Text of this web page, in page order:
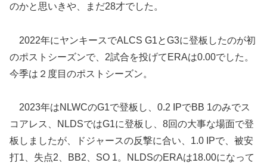
のかと思いきや、まだ28才でした。
2022年にヤンキースでALCS G1とG3に登板したのが初
のポストシーズンで、2試合を投げてERAは0.00でした。
今季は２度目のポストシーズン。
2023年はNLWCのG1で登板し、0.2 IPでBB 1のみでス
コアレス、NLDSではG1に登板し、8回の大事な場面で登
板しましたが、ドジャースの反撃に合い、1.0 IPで、被安
打1、失点2、BB2、SO 1。NLDSのERAは18.00になって